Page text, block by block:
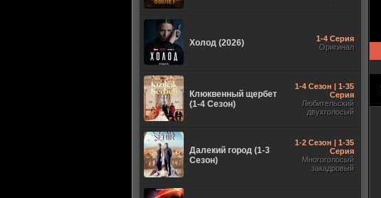
Холод (2026)
1-4 Серия
Оригинал
Клюквенный щербет
(1-4 Сезон)
1-4 Сезон | 1-35
Серия
Любительский
двухголосый
Далекий город (1-3
Сезон)
1-2 Сезон | 1-35
Серия
Многоголосый
закадровый